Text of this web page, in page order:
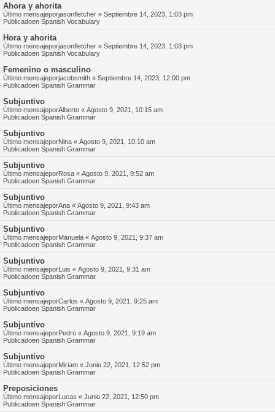
Ahora y ahorita
Último mensajeporjasonfletcher « Septiembre 14, 2023, 1:03 pm
Publicadoen Spanish Vocabulary
Hora y ahorita
Último mensajeporjasonfletcher « Septiembre 14, 2023, 1:03 pm
Publicadoen Spanish Vocabulary
Femenino o masculino
Último mensajeporjacobsmith « Septiembre 14, 2023, 12:00 pm
Publicadoen Spanish Grammar
Subjuntivo
Último mensajeporAlberto « Agosto 9, 2021, 10:15 am
Publicadoen Spanish Grammar
Subjuntivo
Último mensajeporNina « Agosto 9, 2021, 10:10 am
Publicadoen Spanish Grammar
Subjuntivo
Último mensajeporRosa « Agosto 9, 2021, 9:52 am
Publicadoen Spanish Grammar
Subjuntivo
Último mensajeporAna « Agosto 9, 2021, 9:43 am
Publicadoen Spanish Grammar
Subjuntivo
Último mensajeporManuela « Agosto 9, 2021, 9:37 am
Publicadoen Spanish Grammar
Subjuntivo
Último mensajeporLuis « Agosto 9, 2021, 9:31 am
Publicadoen Spanish Grammar
Subjuntivo
Último mensajeporCarlos « Agosto 9, 2021, 9:25 am
Publicadoen Spanish Grammar
Subjuntivo
Último mensajeporPedro « Agosto 9, 2021, 9:19 am
Publicadoen Spanish Grammar
Subjuntivo
Último mensajeporMiriam « Junio 22, 2021, 12:52 pm
Publicadoen Spanish Grammar
Preposiciones
Último mensajeporLucas « Junio 22, 2021, 12:50 pm
Publicadoen Spanish Grammar